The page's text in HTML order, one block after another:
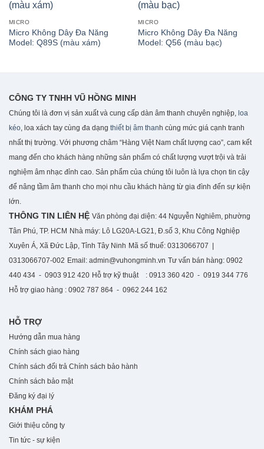
MICRO
Micro Không Dây Đa Năng
Model: Q89S (màu xám)
MICRO
Micro Không Dây Đa Năng
Model: Q56 (màu bạc)
CÔNG TY TNHH VŨ HỒNG MINH
Chúng tôi là đơn vị sản xuất và cung cấp dàn âm thanh chuyên nghiệp, loa
kéo , loa xách tay cùng đa dạng thiết bị âm thanh cùng mức giá cạnh tranh
nhất thị trường. Với phương châm “Hàng Việt Nam chất lượng cao”, cam kết
mang đến cho khách hàng những sản phẩm có chất lượng vượt trội và trải
nghiệm âm nhạc đỉnh cao. Sản phẩm của chúng tôi luôn là lựa chọn tin cậy
để nâng tầm âm thanh cho mọi nhu cầu khách hàng từ gia đình đến sự kiện
lớn.
THÔNG TIN LIÊN HỆ Văn phòng đại diện: 44 Nguyễn Nghiêm, phường
Tân Phú, TP. HCM Nhà máy: Lô LG20A-LG21, Đ.số 3, Khu Công Nghiệp
Xuyên Á, Xã Đức Lập, Tỉnh Tây Ninh Mã số thuế: 0313066707 |
0313066707-002 Email: admin@vuhongminh.vn Tư vấn bán hàng: 0902
440 434 - 0903 912 420 Hỗ trợ kỹ thuật : 0913 360 420 - 0919 344 776
Hỗ trợ giao hàng : 0902 787 864 - 0962 244 162
HỖ TRỢ
Hướng dẫn mua hàng
Chính sách giao hàng
Chính sách đổi trả Chính sách bảo hành
Chính sách bảo mật
Đăng ký đại lý
KHÁM PHÁ
Giới thiệu công ty
Tin tức - sự kiện